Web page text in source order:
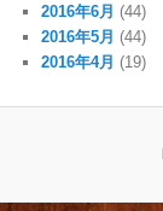
2016年6月 (44)
2016年5月 (44)
2016年4月 (19)